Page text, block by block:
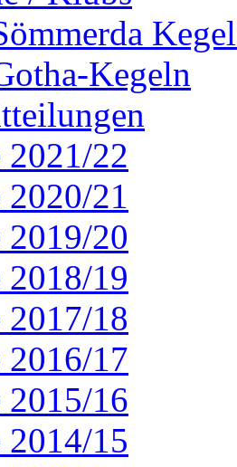
Kegeln
2021/22
2020/21
2019/20
2018/19
2017/18
2016/17
2015/16
2014/15